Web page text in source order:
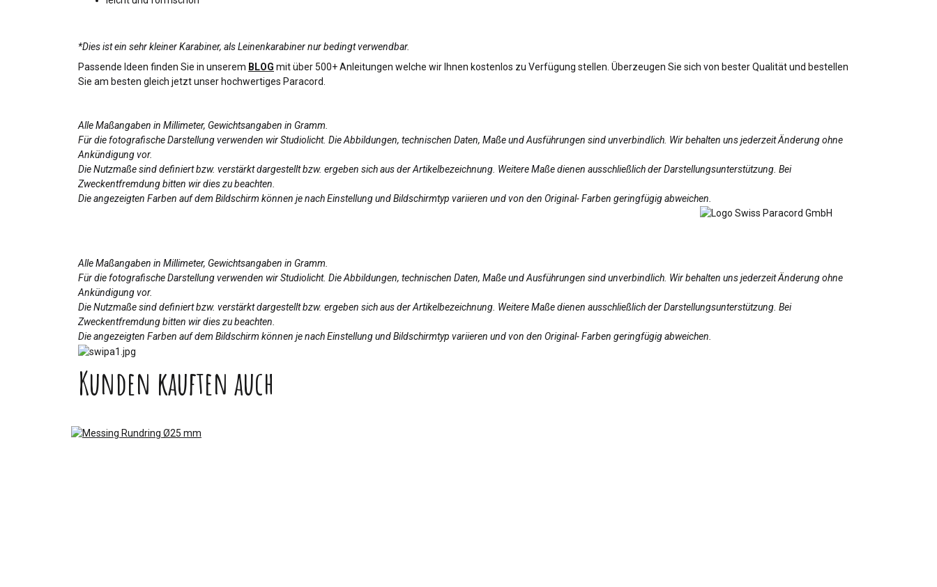
*Dies ist ein sehr kleiner Karabiner, als Leinenkarabiner nur bedingt verwendbar.
Passende Ideen finden Sie in unserem BLOG mit über 500+ Anleitungen welche wir Ihnen kostenlos zu Verfügung stellen. Überzeugen Sie sich von bester Qualität und bestellen
Sie am besten gleich jetzt unser hochwertiges Paracord.
Alle Maßangaben in Millimeter, Gewichtsangaben in Gramm.
Für die fotografische Darstellung verwenden wir Studiolicht. Die Abbildungen, technischen Daten, Maße und Ausführungen sind unverbindlich. Wir behalten uns jederzeit Änderung ohne
Ankündigung vor.
Die Nutzmaße sind definiert bzw. verstärkt dargestellt bzw. ergeben sich aus der Artikelbezeichnung. Weitere Maße dienen ausschließlich der Darstellungsunterstützung. Bei
Zweckentfremdung bitten wir dies zu beachten.
Die angezeigten Farben auf dem Bildschirm können je nach Einstellung und Bildschirmtyp variieren und von den Original- Farben geringfügig abweichen.
Alle Maßangaben in Millimeter, Gewichtsangaben in Gramm.
Für die fotografische Darstellung verwenden wir Studiolicht. Die Abbildungen, technischen Daten, Maße und Ausführungen sind unverbindlich. Wir behalten uns jederzeit Änderung ohne
Ankündigung vor.
Die Nutzmaße sind definiert bzw. verstärkt dargestellt bzw. ergeben sich aus der Artikelbezeichnung. Weitere Maße dienen ausschließlich der Darstellungsunterstützung. Bei
Zweckentfremdung bitten wir dies zu beachten.
Die angezeigten Farben auf dem Bildschirm können je nach Einstellung und Bildschirmtyp variieren und von den Original- Farben geringfügig abweichen.
Kunden kauften auch